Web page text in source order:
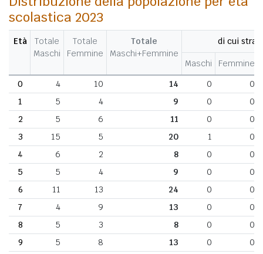
scolastica 2023
Età
Totale
Maschi
Totale
Femmine
Totale
Maschi+Femmine
di cui
Maschi Femmine
0
4 10 14 0
0
1
5 4 9 0
0
2
5 6 11 0
0
3
15 5 20 1
0
4
6 2 8 0
0
5
5 4 9 0
0
6
11 13 24 0
0
7
4 9 13 0
0
8
5 3 8 0
0
9
5 8 13 0
0